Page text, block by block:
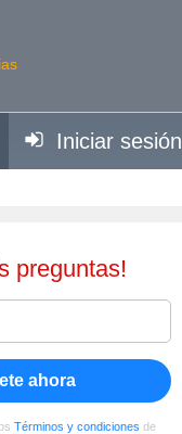
Iniciar sesión
preguntas!
ahora
Términos y condiciones de